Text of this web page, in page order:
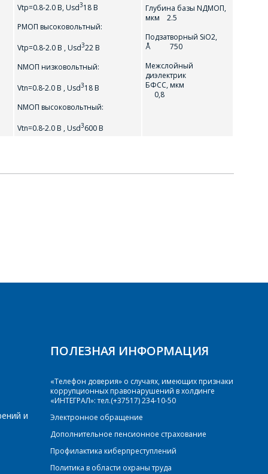
Vtp=0.8-2.0 B, Usd318 В
PMOП высоковольтный:
Vtp=0.8-2.0 B , Usd322 В
NMOП низковольтный:
Vtn=0.8-2.0 B , Usd318 В
NMOП высоковольтный:
Vtn=0.8-2.0 B , Usd3600 В
Глубина базы NДMOП,
мкм 2.5
Подзатворный SiO2,
Å 750
Межслойный
диэлектрик
БФСС, мкм
0,8
и
ПОЛЕЗНАЯ ИНФОРМАЦИЯ
«Телефон доверия» о случаях, имеющих признаки
коррупционных правонарушений в холдинге
«ИНТЕГРАЛ»: тел.(+37517) 234-10-50
Электронное обращение
Дополнительное пенсионное страхование
Профилактика киберпреступлений
Политика в области охраны труда